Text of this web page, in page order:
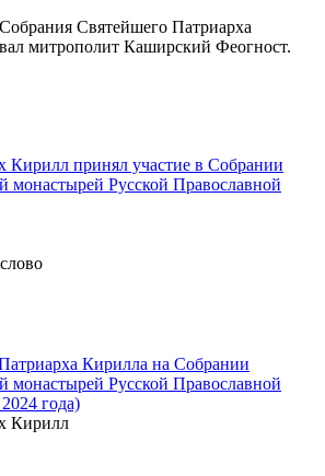
Святейшего Патриарха
митрополит Каширский Феогност.
Кирилл принял участие в Собрании
монастырей Русской Православной
Кирилла на Собрании
монастырей Русской Православной
года)
Кирилл